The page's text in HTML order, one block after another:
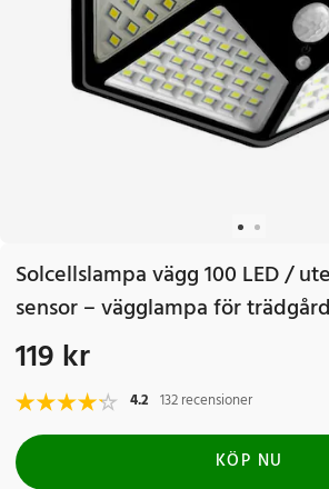
Solcellslampa vägg 100 LED /
sensor – vägglampa för
Pris:119 kr
119 kr
4.2 132 recensioner
KÖP NU